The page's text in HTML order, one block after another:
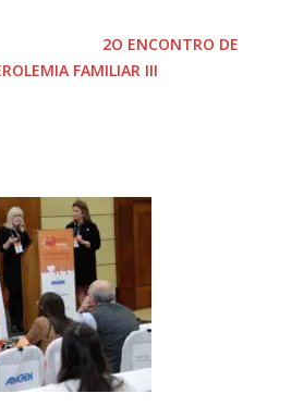
2O ENCONTRO DE
FAMILIAR III